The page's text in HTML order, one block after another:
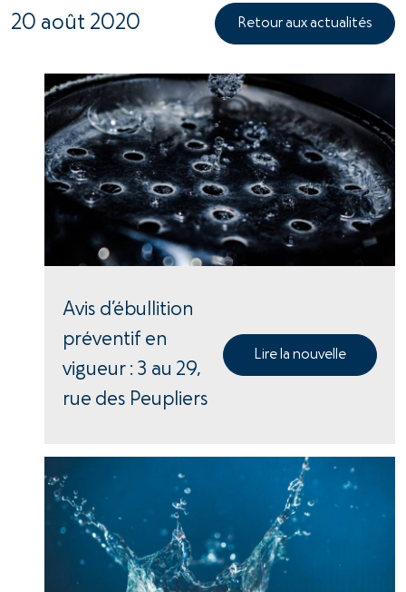
20 août 2020 Retour aux actualités
Avis d’ébullition
préventif en
vigueur : 3 au 29,
rue des Peupliers
Lire la nouvelle